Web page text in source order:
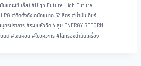
นขณะใช้แก๊ส)#High Future High Future
#ติดตั้งถังโดนัทขนาด 52 ลิตร#น้ำมันเกียร์
ทรปราการ#ระบบหัวฉีด 4 สูบ ENERGY REFORM
ยนต์#เงินผ่อน#ใบวิศวะกร#ไส้กรองน้ำมันเครื่อง